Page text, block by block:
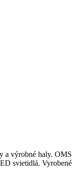
a výrobné haly. OMS
svietidlá. Vyrobené